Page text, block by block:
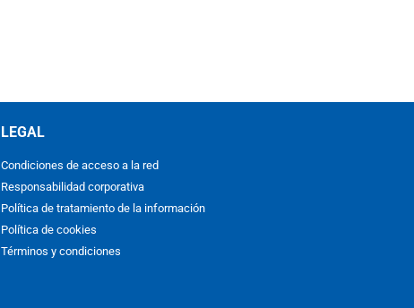
LEGAL
Condiciones de acceso a la red
Responsabilidad corporativa
Política de tratamiento de la información
Política de cookies
Términos y condiciones